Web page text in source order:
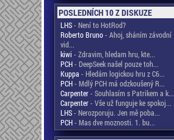
POSLEDNÍCH 10 Z DISKUZE
LHS- Není to HotRod?
Roberto Bruno- Ahoj, sháním závodní
vid...
kiwi - Zdravim, hledam hru, kte...
PCH- DeepSeek našel pouze toh...
Kuppa - Hledám logickou hru z C6...
PCH- Mdlý PCH má odzkoušený R...
Carpenter- Souhlasím s Patrikem a k...
Carpenter- Vše už funguje ke spokoj...
LHS- Nerozporuju. Jen mě poba...
PCH- Mas dve moznosti. 1. bu...